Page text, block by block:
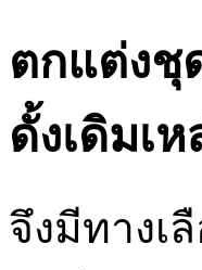
ตกแต่งชุ
ดั้งเดิมเ
จึงมีทางเ